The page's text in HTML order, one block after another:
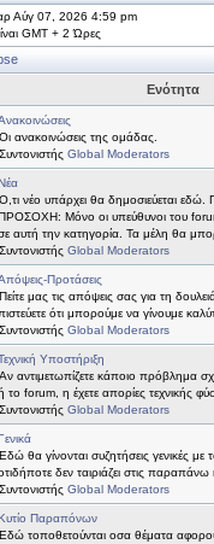
Αύγ 07, 2026 4:59 pm
GMT + 2 Ώρες
Ενότητα
Οι ανακοινώσεις της ομάδας.
Συντονιστής Global Moderators
Ό,τι νέο υπάρχει θα δημοσιεύεται
Μόνο οι υπεύθυνοι του
αυτή την κατηγορία. Τα μέλη θα
Συντονιστής Global Moderators
Προτάσεις
Πείτε μας τις απόψεις σας για τη
ότι μπορούμε να γίνουμε
Συντονιστής Global Moderators
Υποστήριξη
Αν αντιμετωπίζετε κάποιο πρόβλημα
το forum, η έχετε απορίες τεχνικής
Συντονιστής Global Moderators
Εδώ θα γίνονται συζητήσεις γενικές
δεν ταιριάζει στις παραπάνω
Συντονιστής Global Moderators
Παραπόνων
Εδώ τοποθετούνται οσα θέματα